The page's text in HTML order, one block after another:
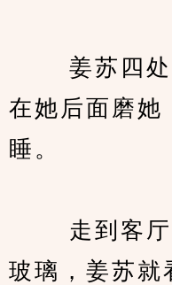
姜苏四处
在她后面磨她
睡。
走到客厅
玻璃，姜苏就